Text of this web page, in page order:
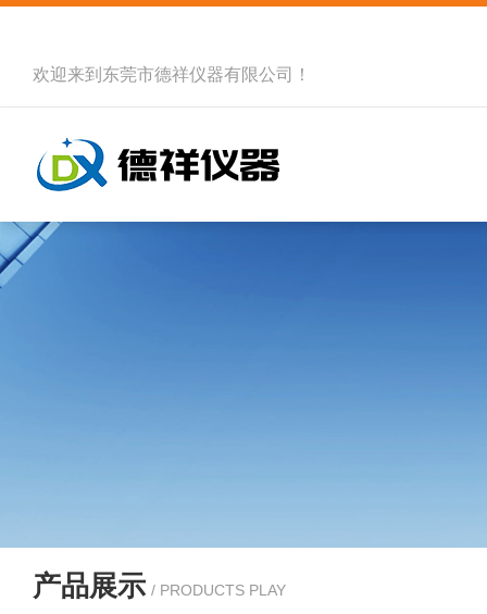
欢迎来到 东莞市德祥仪器有限公司 ！
产品展示 / PRODUCTS PLAY